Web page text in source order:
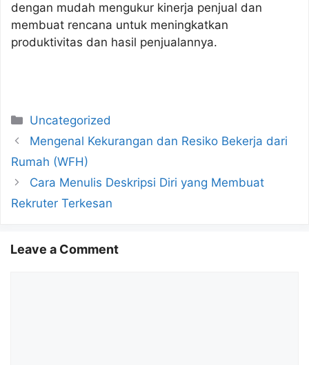
dengan mudah mengukur kinerja penjual dan
membuat rencana untuk meningkatkan
produktivitas dan hasil penjualannya.
Categories
Uncategorized
Mengenal Kekurangan dan Resiko Bekerja dari
Rumah (WFH)
Cara Menulis Deskripsi Diri yang Membuat
Rekruter Terkesan
Leave a Comment